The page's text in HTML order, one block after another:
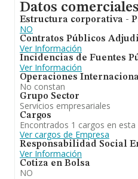
Datos comerciales
Estructura corporativa -
NO
Contratos Públicos
Ver Información
Incidencias de Fuentes
Ver Información
Operaciones
No constan
Grupo Sector
Servicios empresariales
Cargos
Encontrados 1 cargos en esta
Ver cargos de Empresa
Responsabilidad Social
Ver Información
Cotiza en Bolsa
NO